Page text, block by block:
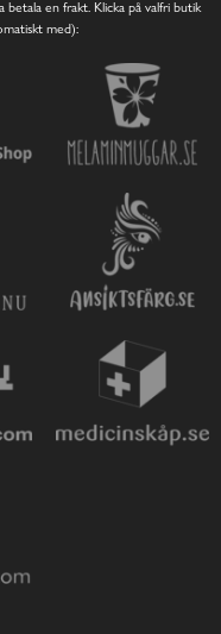
betala en frakt. Klicka på valfri butik
med):